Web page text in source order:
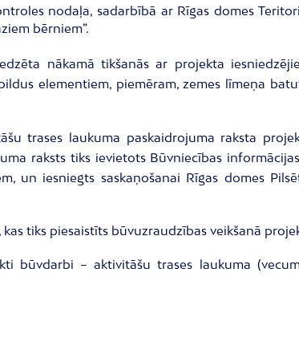
nodaļa, sadarbībā ar Rīgas domes
bērniem”.
nākamā tikšanās ar projekta
elementiem, piemēram, zemes līmeņa
trases laukuma paskaidrojuma raksta
raksts tiks ievietots Būvniecības
un iesniegts saskaņošanai Rīgas domes
tiks piesaistīts būvuzraudzības veikšanā
būvdarbi – aktivitāšu trases laukuma